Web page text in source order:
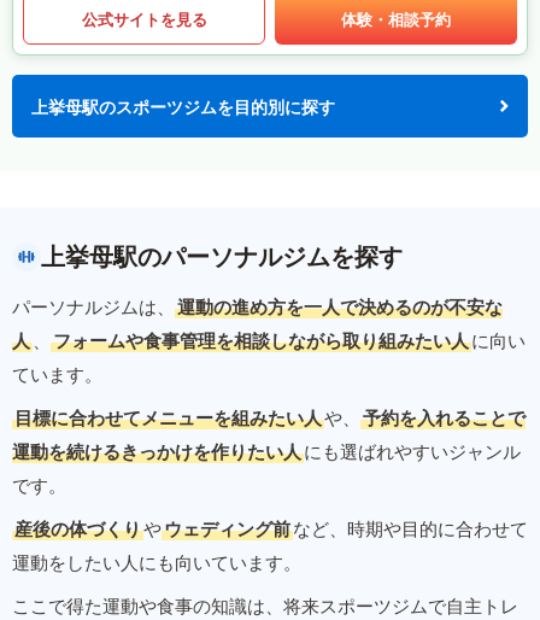
公式サイトを見る 体験・相談予約
上挙母駅のスポーツジムを目的別に探す
上挙母駅のパーソナルジムを探す
パーソナルジムは、
運動の進め方を一人で決めるのが不安な
人 、 フォームや食事管理を相談しながら取り組みたい人に向い
ています。
目標に合わせてメニューを組みたい人や、
予約を入れることで
運動を続けるきっかけを作りたい人にも選ばれやすいジャンル
です。
産後の体づくりやウェディング前など、時期や目的に合わせて
運動をしたい人にも向いています。
ここで得た運動や食事の知識は、将来スポーツジムで自主トレ